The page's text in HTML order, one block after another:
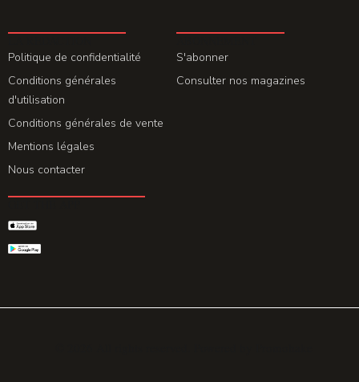
Politique de confidentialité
Conditions générales
d'utilisation
Conditions générales de vente
Mentions légales
Nous contacter
S'abonner
Consulter nos magazines